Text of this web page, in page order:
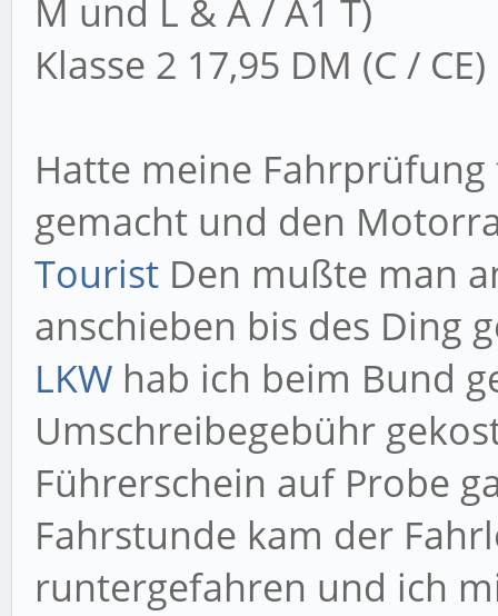
M und L & A / A1 T)
Klasse 2 17,95 DM (C / CE)
Hatte meine
gemacht und den
Tourist Den mußte man
anschieben bis des Ding
LKW hab ich beim Bund
Umschreibegebühr
Führerschein auf Probe
Fahrstunde kam der
runtergefahren und ich